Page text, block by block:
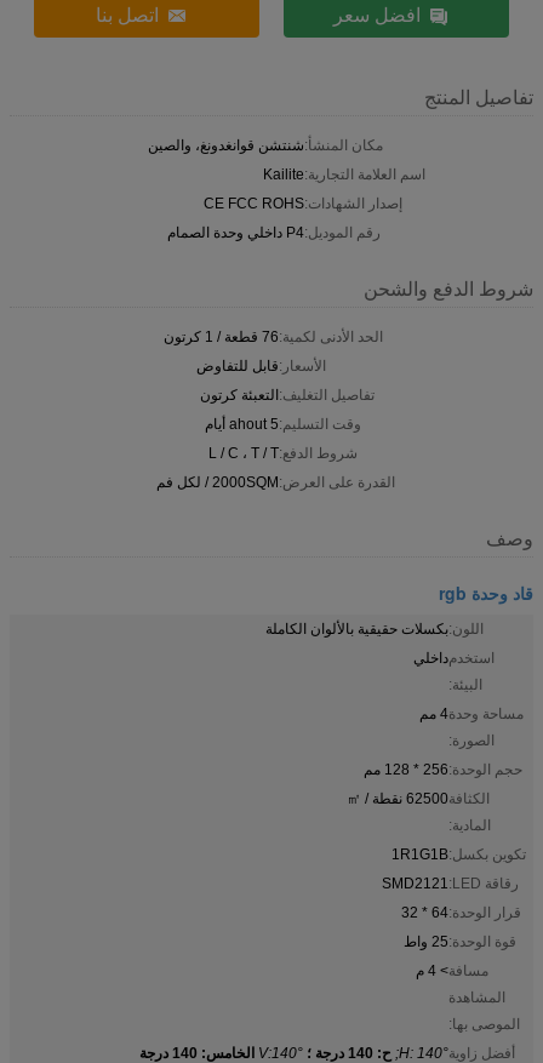
افضل سعر اتصل بنا
تفاصيل المنتج
مكان المنشأ:شنتشن قوانغدونغ، والصين
اسم العلامة التجارية:Kailite
إصدار الشهادات:CE FCC ROHS
رقم الموديل:P4 داخلي وحدة الصمام
شروط الدفع والشحن
الحد الأدنى لكمية:76 قطعة / 1 كرتون
الأسعار:قابل للتفاوض
تفاصيل التغليف:التعبئة كرتون
وقت التسليم:ahout 5 أيام
شروط الدفع:L / C ، T / T
القدرة على العرض:2000SQM / لكل فم
وصف
قاد وحدة rgb
اللون:بكسلات حقيقية بالألوان الكاملة
استخدم
البيئة:
داخلي
مساحة وحدة
الصورة:
4 مم
حجم الوحدة:256 * 128 مم
الكثافة
المادية:
62500 نقطة / ㎡
تكوين بكسل:1R1G1B
رقاقة LED:
SMD2121
قرار الوحدة:64 * 32
قوة الوحدة:25 واط
مسافة
المشاهدة
الموصى بها:
> 4 م
أفضل زاويةH: 140°; ح: 140 درجة ؛ V:140° الخامس: 140 درجة